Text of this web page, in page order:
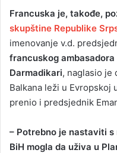
Francuska je, takođe,
skupštine Republike
imenovanje v.d.
francuskog
Darmadikari, naglasio je
Balkana leži u Evropskoj
prenio i predsjednik
– Potrebno je nastaviti
BiH mogla da uživa u